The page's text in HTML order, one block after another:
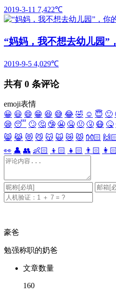
2019-3-11 7,422℃
“妈妈，我不想去幼儿园”
2019-9-5 4,029℃
共有 0 条评论
emoji表情
😀 😃 😄 😁 😆 😅 😂 🤣 ☺️ 😇 🙂
😪 😴 🙄 🤔 🤥 😬 🤐 🤢 🤧 😷 🤒
😸 😹 😻 😼 😽 🙀 😿 😾 👐🏻
👀 👤 👥 👶🏻 👦🏻 👧🏻 👨🏻 👩🏻
豪爸
勉强称职的奶爸
文章数量
160